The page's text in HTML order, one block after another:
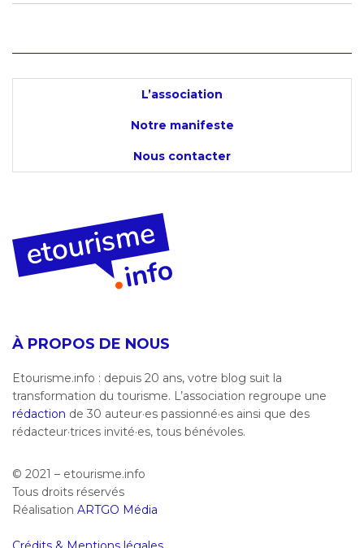
L’association
Notre manifeste
Nous contacter
À PROPOS DE NOUS
Etourisme.info : depuis 20 ans, votre blog suit la
transformation du tourisme. L’association regroupe une
rédaction de 30 auteur·es passionné·es ainsi que des
rédacteur·trices invité·es, tous bénévoles.
© 2021 – etourisme.info
Tous droits réservés
Réalisation ARTGO Média